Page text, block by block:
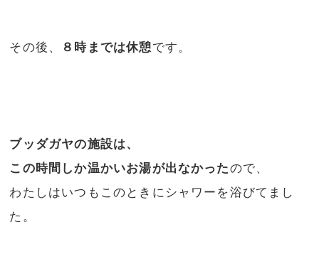
その後、 ８時までは休憩です。
ブッダガヤの施設は、
この時間しか温かいお湯が出なかったので、
わたしはいつもこのときにシャワーを浴びてまし
た。